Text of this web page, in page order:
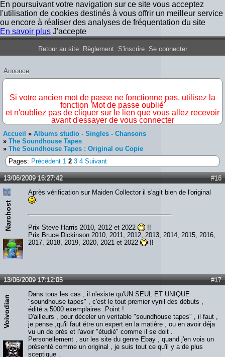
En poursuivant votre navigation sur ce site vous acceptez
l'utilisation de cookies destinés à vous offrir un meilleur service
ou encore à réaliser des analyses de fréquentation du site
En savoir plus J'accepte
Forum Iron Maiden France
Retour au site Règlement S'inscrire Se connecter
Annonce
Si votre ancien mot de passe ne fonctionne pas, utilisez la
fonction 'Mot de passe oublié'
et n'oubliez pas de cliquer sur le lien que vous allez recevoir
avant d'essayer de vous connecter
Accueil » Albums studio - Singles - Chansons
» The Soundhouse Tapes
» The Soundhouse Tapes : Original ou Copie
Pages: Précédent 1 2 3 4 Suivant
#16
13/06/2009 16:27:42
Narchost
Après vérification sur Maiden Collector il s'agit bien de l'original
Prix Steve Harris 2010, 2012 et 2022
!!
Prix Bruce Dickinson 2010, 2011, 2012, 2013, 2014, 2015, 2016,
2017, 2018, 2019, 2020, 2021 et 2022
!!
#17
13/06/2009 17:12:05
Voivodian
Dans tous les cas , il n'existe qu'UN SEUL ET UNIQUE
"soundhouse tapes" , c'est le tout premier vynil des débuts ,
édité a 5000 exemplaires .Point !
D'ailleurs , pour déceler un veritable "soundhouse tapes" , il faut ,
je pense ,qu'il faut étre un expert en la matière , ou en avoir déja
vu un de près et l'avoir "étudié" comme il se doit .
Personellement , sur les site du genre Ebay , quand j'en vois un
présenté comme un original , je suis tout ce qu'il y a de plus
sceptique .